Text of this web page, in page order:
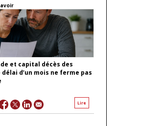
et capital décès des
d’un mois ne ferme pas
Lire